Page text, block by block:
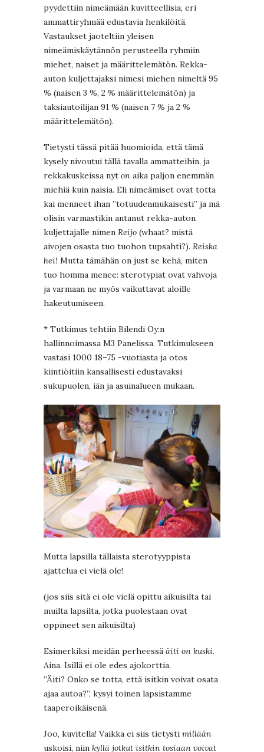
pyydettiin nimeämään kuvitteellisia, eri
ammattiryhmää edustavia henkilöitä.
Vastaukset jaoteltiin yleisen
nimeämiskäytännön perusteella ryhmiin
miehet, naiset ja määrittelemätön. Rekka-
auton kuljettajaksi nimesi miehen nimeltä 95
% (naisen 3 %, 2 % määrittelemätön) ja
taksiautoilijan 91 % (naisen 7 % ja 2 %
määrittelemätön).
Tietysti tässä pitää huomioida, että tämä
kysely nivoutui tällä tavalla ammatteihin, ja
rekkakuskeissa nyt on aika paljon enemmän
miehiä kuin naisia. Eli nimeämiset ovat totta
kai menneet ihan ”totuudenmukaisesti” ja mä
olisin varmastikin antanut rekka-auton
kuljettajalle nimen Reijo (whaat? mistä
aivojen osasta tuo tuohon tupsahti?). Reiska
hei! Mutta tämähän on just se kehä, miten
tuo homma menee: sterotypiat ovat vahvoja
ja varmaan ne myös vaikuttavat aloille
hakeutumiseen.
* Tutkimus tehtiin Bilendi Oy:n
hallinnoimassa M3 Panelissa. Tutkimukseen
vastasi 1000 18–75 -vuotiasta ja otos
kiintiöitiin kansallisesti edustavaksi
sukupuolen, iän ja asuinalueen mukaan.
Mutta lapsilla tällaista sterotyyppista
ajattelua ei vielä ole!
(jos siis sitä ei ole vielä opittu aikuisilta tai
muilta lapsilta, jotka puolestaan ovat
oppineet sen aikuisilta)
Esimerkiksi meidän perheessä äiti on kuski.
Aina. Isillä ei ole edes ajokorttia.
”Äiti? Onko se totta, että isitkin voivat osata
ajaa autoa?”, kysyi toinen lapsistamme
taaperoikäisenä.
Joo, kuvitella! Vaikka ei siis tietysti millään
uskoisi, niin kyllä jotkut isitkin tosiaan voivat